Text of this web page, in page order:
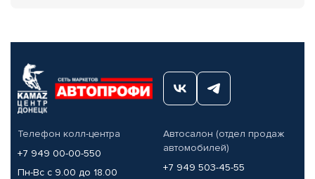
Телефон колл-центра
+7 949 00-00-550
Пн-Вс с 9.00 до 18.00
Автосалон (отдел продаж
автомобилей)
+7 949 503-45-55